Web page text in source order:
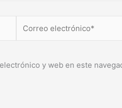
electrónico*
y web en este